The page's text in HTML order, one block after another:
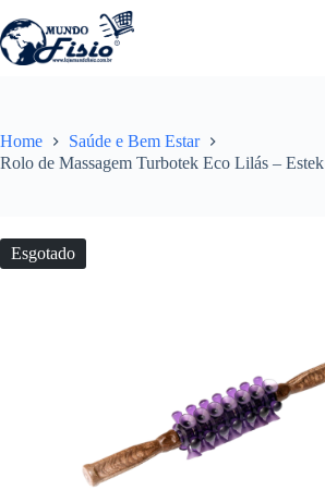
para
o
conteúdo
Home
Saúde e Bem Estar
Rolo de Massagem Turbotek Eco Lilás – Estek
Esgotado